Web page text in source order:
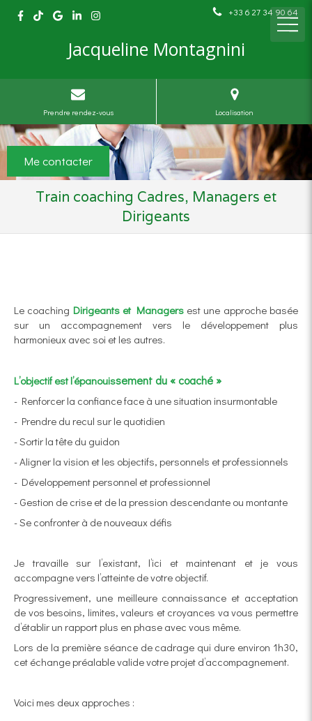
+33 6 27 34 90 64
Jacqueline Montagnini
Prendre rendez-vous Localisation
Me contacter
Train coaching Cadres, Managers et
Dirigeants
Le coaching Dirigeants et Managersest une approche basée
sur un accompagnement vers le développement plus
harmonieux avec soi et les autres.
L’objectif est l’épanouissement du « coaché »
- Renforcer la confiance face à une situation insurmontable
- Prendre du recul sur le quotidien
- Sortir la tête du guidon
- Aligner la vision et les objectifs, personnels et professionnels
- Développement personnel et professionnel
- Gestion de crise et de la pression descendante ou montante
- Se confronter à de nouveaux défis
Je travaille sur l’existant, l’ici et maintenant et je vous
accompagne vers l’atteinte de votre objectif.
Progressivement, une meilleure connaissance et acceptation
de vos besoins, limites, valeurs et croyances va vous permettre
d’établir un rapport plus en phase avec vous même.
Lors de la première séance de cadrage qui dure environ 1h30,
cet échange préalable valide votre projet d’accompagnement.
Voici mes deux approches :